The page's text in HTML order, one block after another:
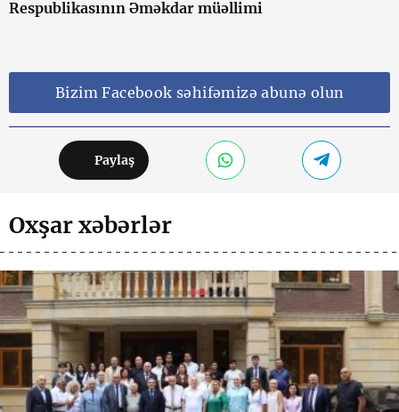
Respublikasının Əməkdar müəllimi
Bizim Facebook səhifəmizə abunə olun
Paylaş
Oxşar xəbərlər